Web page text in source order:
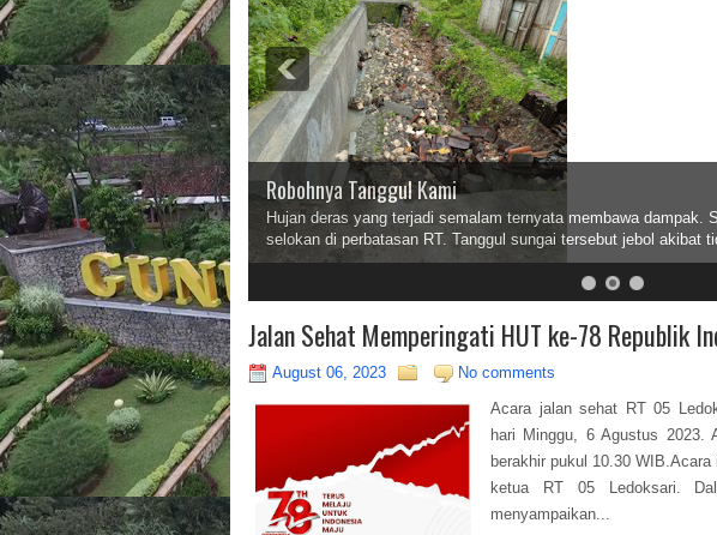
Robohnya Tanggul Kami
Hujan deras yang terjadi semalam ternyata membawa dampak.
selokan di perbatasan RT. Tanggul sungai tersebut jebol akibat
2 3
Jalan Sehat Memperingati HUT ke-78 Republik
August 06, 2023
No comments
Acara jalan sehat RT 05
hari Minggu, 6 Agustus 2023.
berakhir pukul 10.30
ketua RT 05 Ledoksari.
menyampaikan...